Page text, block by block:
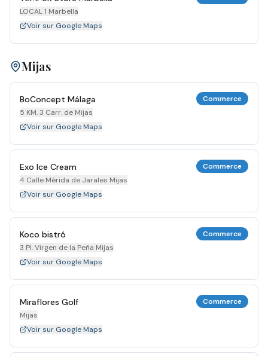
LOCAL 1 Marbella
Voir sur Google Maps
Mijas
BoConcept Málaga
5 KM. 3 Carr. de Mijas
Commerce
Voir sur Google Maps
Exo Ice Cream
4 Calle Mérida de Jarales Mijas
Commerce
Voir sur Google Maps
Koco bistró
3 Pl. Virgen de la Peña Mijas
Commerce
Voir sur Google Maps
Miraflores Golf
Mijas
Commerce
Voir sur Google Maps